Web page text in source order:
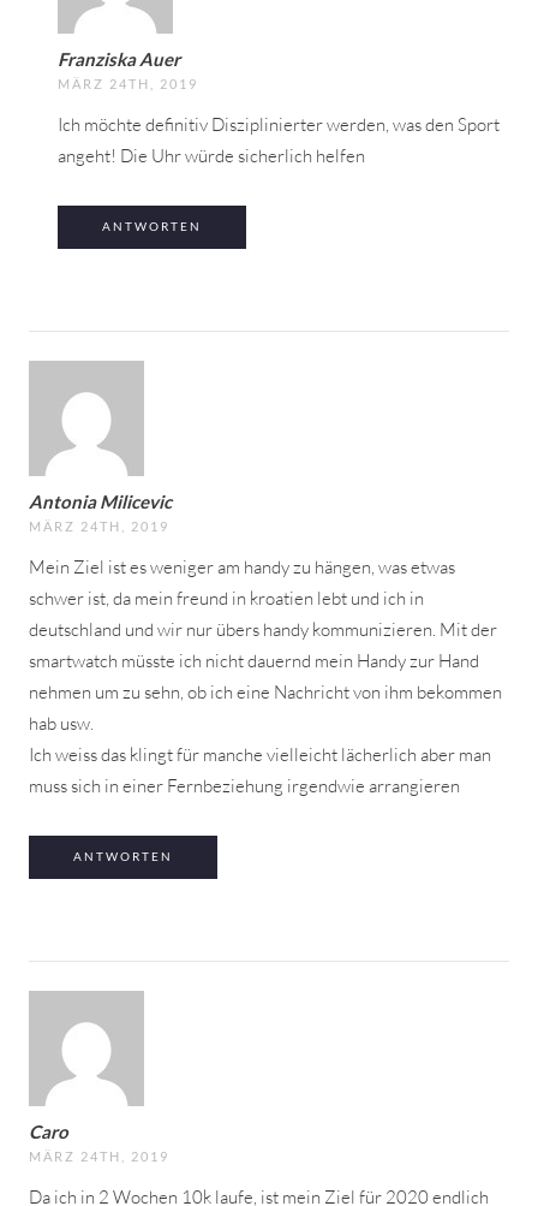
Franziska Auer
MÄRZ 24TH, 2019
Ich möchte definitiv Disziplinierter werden, was den Sport
angeht! Die Uhr würde sicherlich helfen
ANTWORTEN
Antonia Milicevic
MÄRZ 24TH, 2019
Mein Ziel ist es weniger am handy zu hängen, was etwas
schwer ist, da mein freund in kroatien lebt und ich in
deutschland und wir nur übers handy kommunizieren. Mit der
smartwatch müsste ich nicht dauernd mein Handy zur Hand
nehmen um zu sehn, ob ich eine Nachricht von ihm bekommen
hab usw.
Ich weiss das klingt für manche vielleicht lächerlich aber man
muss sich in einer Fernbeziehung irgendwie arrangieren
ANTWORTEN
Caro
MÄRZ 24TH, 2019
Da ich in 2 Wochen 10k laufe, ist mein Ziel für 2020 endlich